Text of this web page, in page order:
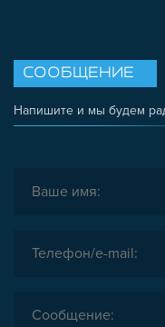
СООБЩЕНИЕ
Напишите и мы будем